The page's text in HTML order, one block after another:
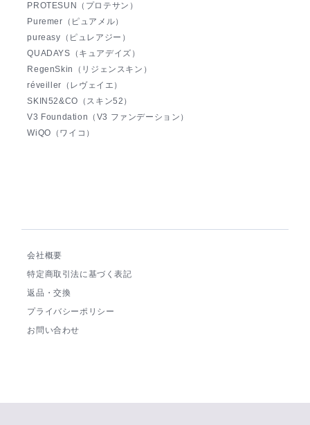
PROTESUN（プロテサン）
Puremer（ピュアメル）
pureasy（ピュレアジー）
QUADAYS（キュアデイズ）
RegenSkin（リジェンスキン）
réveiller（レヴェイエ）
SKIN52&CO（スキン52）
V3 Foundation（V3 ファンデーション）
WiQO（ワイコ）
会社概要
特定商取引法に基づく表記
返品・交換
プライバシーポリシー
お問い合わせ